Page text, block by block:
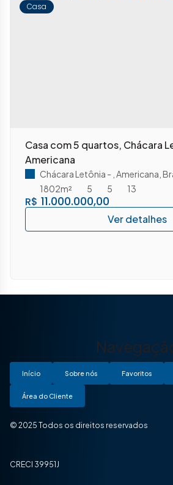
Casa
Casa com 5 quartos, Chácara
Americana
R$ 11.000.000,00
Chácara Letônia Americana
5
5
1802m² 13
Início Sobre nós Favoritos
Área do Cliente
© 2025 Todos os direitos reservados
CRECI 39951J